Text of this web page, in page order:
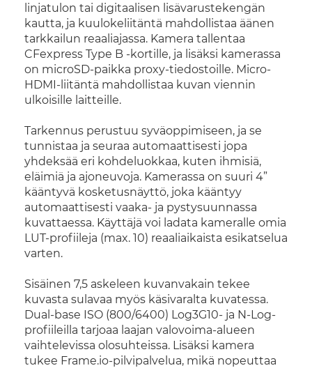
linjatulon tai digitaalisen lisävarustekengän
kautta, ja kuulokeliitäntä mahdollistaa äänen
tarkkailun reaaliajassa. Kamera tallentaa
CFexpress Type B -kortille, ja lisäksi kamerassa
on microSD-paikka proxy-tiedostoille. Micro-
HDMI-liitäntä mahdollistaa kuvan viennin
ulkoisille laitteille.
Tarkennus perustuu syväoppimiseen, ja se
tunnistaa ja seuraa automaattisesti jopa
yhdeksää eri kohdeluokkaa, kuten ihmisiä,
eläimiä ja ajoneuvoja. Kamerassa on suuri 4”
kääntyvä kosketusnäyttö, joka kääntyy
automaattisesti vaaka- ja pystysuunnassa
kuvattaessa. Käyttäjä voi ladata kameralle omia
LUT-profiileja (max. 10) reaaliaikaista esikatselua
varten.
Sisäinen 7,5 askeleen kuvanvakain tekee
kuvasta sulavaa myös käsivaralta kuvatessa.
Dual-base ISO (800/6400) Log3G10- ja N-Log-
profiileilla tarjoaa laajan valovoima-alueen
vaihtelevissa olosuhteissa. Lisäksi kamera
tukee Frame.io-pilvipalvelua, mikä nopeuttaa